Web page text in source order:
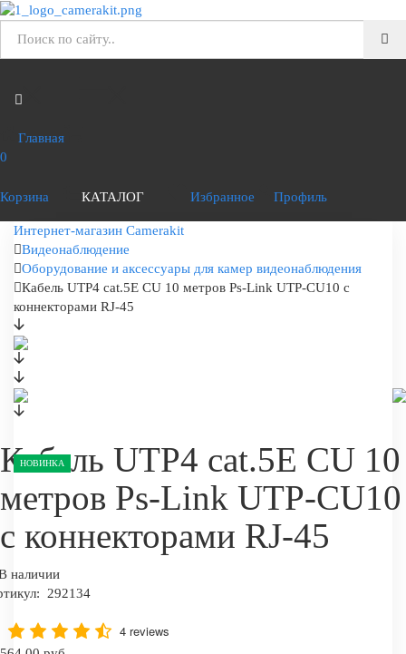
Главная
0
Корзина КАТАЛОГ Избранное Профиль
Интернет-магазин Camerakit
Видеонаблюдение
Оборудование и аксессуары для камер видеонаблюдения
Кабель UTP4 cat.5E CU 10 метров Ps-Link UTP-CU10 с
коннекторами RJ-45
НОВИНКА
Кабель UTP4 cat.5E CU 10
метров Ps-Link UTP-CU10
с коннекторами RJ-45
наличии
292134
4 reviews